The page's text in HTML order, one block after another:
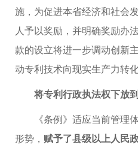
施，为促进本省经济和社会
人予以奖励，并明确奖励办
款的设立将进一步调动创新
动专利技术向现实生产力转化
将专利行政执法权下放
《条例》适应当前管理体
形势， 赋予了县级以上人民